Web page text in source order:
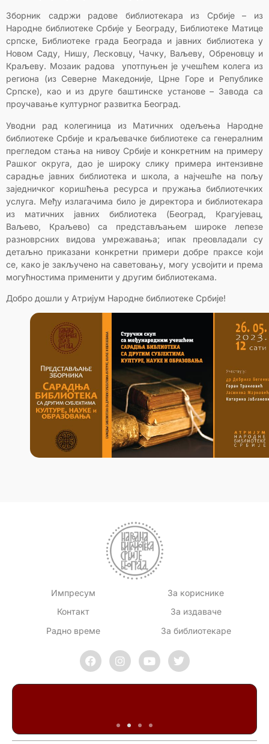
Зборник садржи радове библиотекара из Србије – из
Народне библиотеке Србије у Београду, Библиотеке Матице
српске, Библиотеке града Београда и јавних библиотека у
Новом Саду, Нишу, Лесковцу, Чачку, Ваљеву, Обреновцу и
Краљеву. Мозаик радова употпуњен је учешћем колега из
региона (из Северне Македоније, Црнe Горe и Републике
Српске), као и из друге баштинске установе – Завода са
проучавање културног развитка Београд.
Уводни рад колегиница из Матичних одељења Народне
библиотеке Србије и краљевачке библиотеке са генералним
прегледом стања на нивоу Србије и конкретним на примеру
Рашког округа, дао је широку слику примера интензивне
сарадње јавних библиотека и школа, а најчешће на пољу
заједничког коришћења ресурса и пружања библиотечких
услуга. Међу излагачима било је директора и библиотекара
из матичних јавних библиотека (Београд, Крагујевац,
Ваљево, Краљево) са представљањем широке лепезе
разноврсних видова умрежавања; ипак преовладали су
детаљно приказани конкретни примери добре праксе који
се, како је закључено на саветовању, могу усвојити и према
могућностима применити у другим библиотекама.
Добро дошли у Атријум Народне библиотеке Србије!
Импресум
Контакт
Радно време
За кориснике
За издаваче
За библиотекаре